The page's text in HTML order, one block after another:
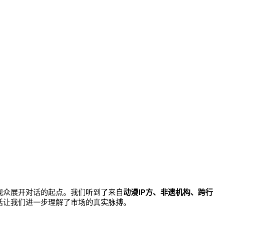
展开对话的起点。我们听到了来自动漫IP方、非遗机构、跨行
我们进一步理解了市场的真实脉搏。